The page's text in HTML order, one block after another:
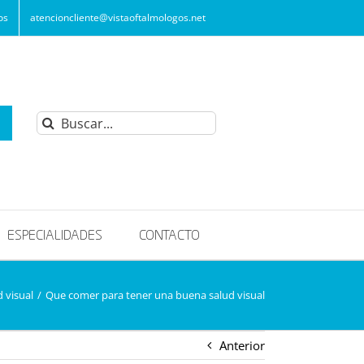
atencioncliente@vistaoftalmologos.net
Buscar:
ESPECIALIDADES CONTACTO
visual / Que comer para tener una buena salud visual
Anterior